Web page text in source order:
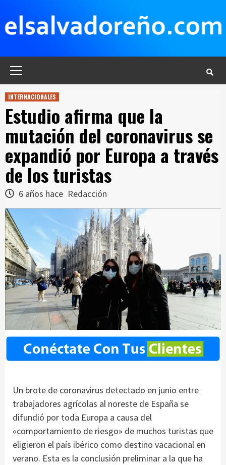
contenido
INTERNACIONALES
Estudio afirma que la
mutación del coronavirus se
expandió por Europa a través
de los turistas
6 años hace Redacción
Un brote de coronavirus detectado en junio entre
trabajadores agrícolas al noreste de España se
difundió por toda Europa a causa del
«comportamiento de riesgo» de muchos turistas que
eligieron el país ibérico como destino vacacional en
verano. Esta es la conclusión preliminar a la que ha